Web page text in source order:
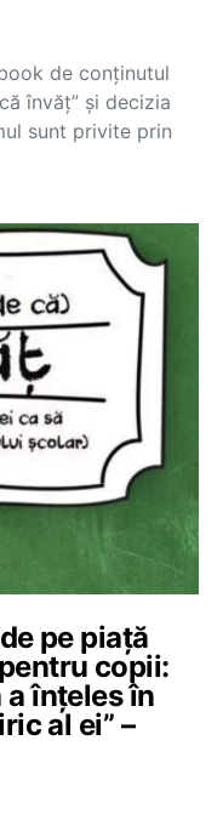
de conținutul
învăț” și decizia
sunt privite prin
pe piață
copii:
a înțeles în
al ei” –